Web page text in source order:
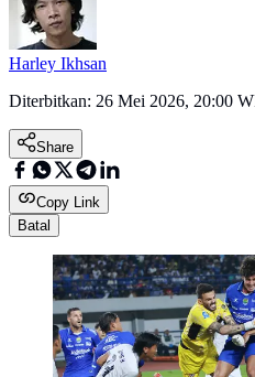
Harley Ikhsan
Diterbitkan: 26 Mei 2026, 20:00
Share
Copy Link
Batal